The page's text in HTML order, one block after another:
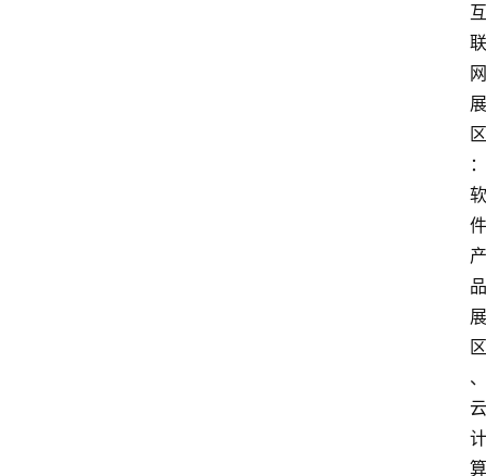
互
联
网
展
区
：
软
件
产
品
展
区
、
云
计
算